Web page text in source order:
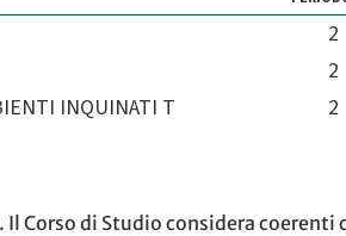
2
2
INQUINATI T 2
di Studio considera coerenti